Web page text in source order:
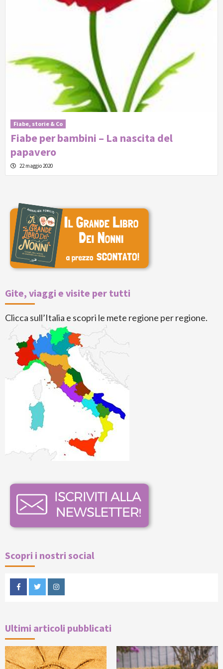
Fiabe, storie & Co
Fiabe per bambini – La nascita del
papavero
22 maggio 2020
Gite, viaggi e visite per tutti
Clicca sull’Italia e scopri le mete regione per regione.
Scopri i nostri social
FacebookTwitterInstagram
Ultimi articoli pubblicati